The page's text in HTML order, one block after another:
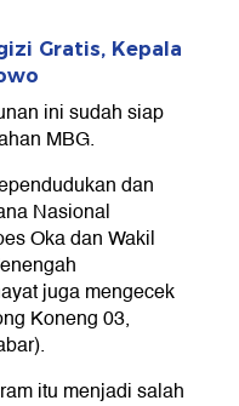
Gratis, Kepala
ini sudah siap
MBG.
dan
Nasional
Oka dan Wakil
juga mengecek
Koneng 03,
itu menjadi salah